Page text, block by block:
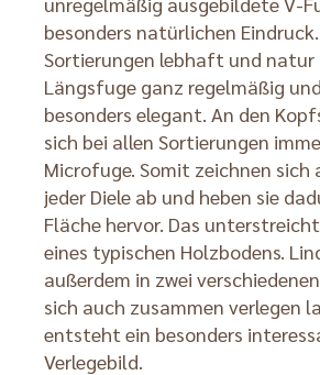
besonders natürlichen
Sortierungen lebhaft und natur
Längsfuge ganz regelmäßig
besonders elegant. An den
sich bei allen Sortierungen
Microfuge. Somit zeichnen sich
jeder Diele ab und heben sie
Fläche hervor. Das
eines typischen Holzbodens.
außerdem in zwei
sich auch zusammen verlegen
entsteht ein besonders
Verlegebild.